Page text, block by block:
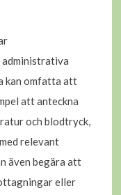
kan omfatta att
att anteckna
och blodtryck,
relevant
även begära att
eller